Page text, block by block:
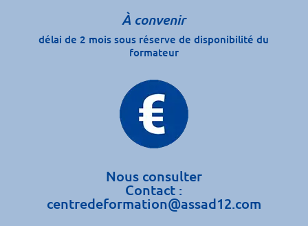
À convenir
délai de 2 mois sous réserve de disponibilité du
formateur
Nous consulter
Contact :
centredeformation@assad12.com